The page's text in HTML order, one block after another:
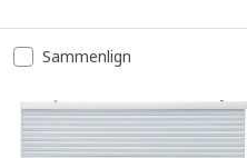
Sammenlign